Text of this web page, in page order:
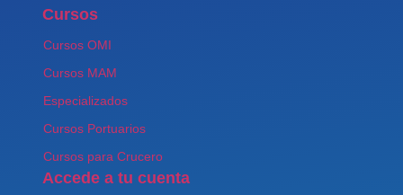
Cursos
Cursos OMI
Cursos MAM
Especializados
Cursos Portuarios
Cursos para Crucero
Accede a tu cuenta